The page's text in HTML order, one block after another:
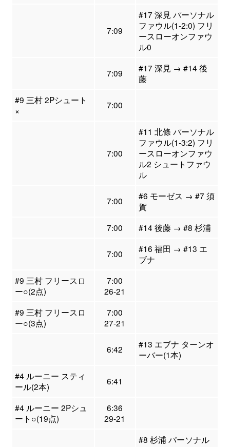
7:09
#17 深見 パーソナル
ファウル(1-2:0) フリ
ースローオンファウ
ル0
7:09
#17 深見 → #14 後
藤
#9 三村 2Pシュート
×
7:00
7:00
#11 北條 パーソナル
ファウル(1-3:2) フリ
ースローオンファウ
ル2 シュートファウ
ル
7:00
#6 モーゼス → #7 須
賀
7:00
#14 後藤 → #8 杉浦
7:00
#16 福田 → #13 エ
ブナ
#9 三村 フリースロ
ー○(2点)
7:00
26-21
#9 三村 フリースロ
ー○(3点)
7:00
27-21
6:42
#13 エブナ ターンオ
ーバー(1本)
#4 ルーニー スティ
ール(2本)
6:41
#4 ルーニー 2Pシュ
ート○(19点)
6:36
29-21
#8 杉浦 パーソナル